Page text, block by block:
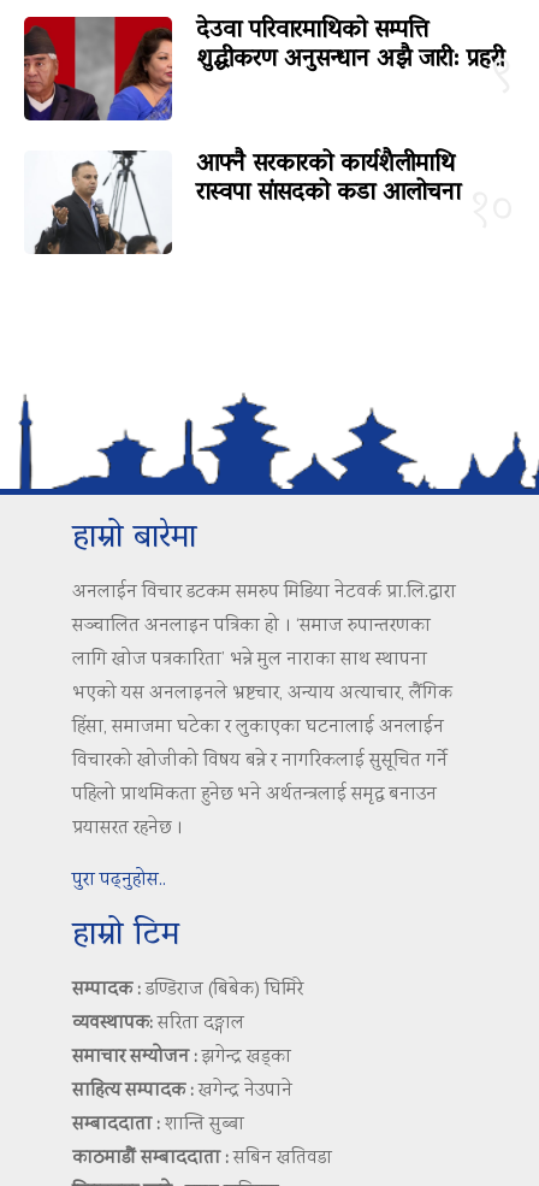
९
देउवा परिवारमाथिको सम्पत्ति
शुद्धीकरण अनुसन्धान अझै जारी: प्रहरी
आफ्नै सरकारको कार्यशैलीमाथि
रास्वपा सांसदको कडा आलोचना
हाम्रो बारेमा
अनलाईन विचार डटकम समरुप मिडिया नेटवर्क प्रा.लि.द्वारा
सञ्चालित अनलाइन पत्रिका हो । ‘समाज रुपान्तरणका
लागि खोज पत्रकारिता’ भन्ने मुल नाराका साथ स्थापना
भएको यस अनलाइनले भ्रष्टचार, अन्याय अत्याचार, लैंगिक
हिंसा, समाजमा घटेका र लुकाएका घटनालाई अनलाईन
विचारको खोजीको विषय बन्ने र नागरिकलाई सुसूचित गर्ने
पहिलो प्राथमिकता हुनेछ भने अर्थतन्त्रलाई समृद्ध बनाउन
प्रयासरत रहनेछ ।
पुरा पढ्नुहोस..
हाम्रो टिम
सम्पादक :डण्डिराज (बिबेक) घिमिरे
व्यवस्थापक:सरिता दङ्गाल
समाचार सम्योजन :झगेन्द्र खड्का
साहित्य सम्पादक :खगेन्द्र नेउपाने
सम्बाददाता :शान्ति सुब्बा
काठमाडौं सम्बाददाता :सबिन खतिवडा